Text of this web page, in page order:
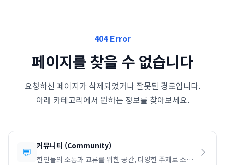
404 Error
페이지를 찾을 수 없습니다
요청하신 페이지가 삭제되었거나 잘못된 경로입니다.
아래 카테고리에서 원하는 정보를 찾아보세요.
💬 커뮤니티 (Community)
한인들의 소통과 교류를 위한 공간, 다양한 주제로 소통